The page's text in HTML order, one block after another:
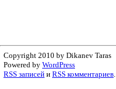
Copyright 2010 by Dikanev Taras
Powered by WordPress
RSS записей и RSS комментариев.